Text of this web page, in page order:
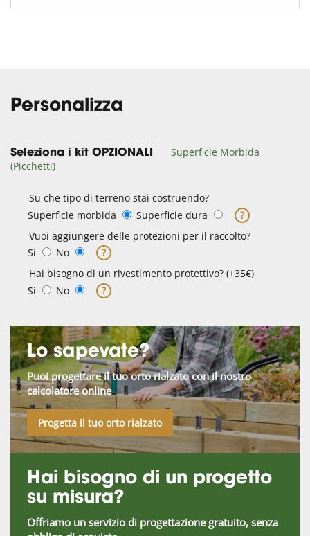
Personalizza
Seleziona i kit OPZIONALI
Superficie Morbida
(Picchetti)
Su che tipo di terreno stai costruendo?
Superficie morbida
Superficie dura
?
Vuoi aggiungere delle protezioni per il raccolto?
Sì
No
?
Hai bisogno di un rivestimento protettivo? (+35€)
Sì
No ?
Lo sapevate?
Puoi progettare il tuo orto rialzato con il nostro
calcolatore online
Progetta il tuo orto rialzato
Hai bisogno di un progetto
su misura?
Offriamo un servizio di progettazione gratuito, senza